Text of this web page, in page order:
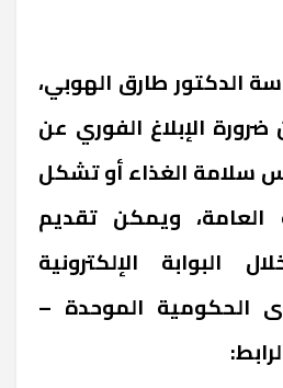
الدكتور طارق الهوبي،
ضرورة الإبلاغ الفوري عن
سلامة الغذاء أو تشكل
ويمكن تقديم
البوابة الإلكترونية
الحكومية الموحدة –